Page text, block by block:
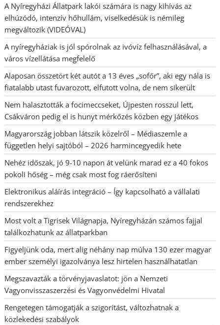
A Nyíregyházi Állatpark lakói számára is nagy kihívás az
elhúzódó, intenzív hőhullám, viselkedésük is némileg
megváltozik (VIDEÓVAL)
A nyíregyháziak is jól spórolnak az ivóvíz felhasználásával, a
város vízellátása megfelelő
Alaposan összetört két autót a 13 éves „sofőr”, aki egy nála is
fiatalabb utast fuvarozott, elfutott volna, de nem sikerült
Nem halasztották a focimeccseket, Újpesten rosszul lett,
Csákváron pedig el is hunyt mérkőzés közben egy játékos
Magyarország jobban látszik közelről – Médiaszemle a
független helyi sajtóból – 2026 harmincegyedik hete
Nehéz időszak, jó 9-10 napon át velünk marad ez a 40 fokos
pokoli hőség – még csak most fog ráerősíteni
Elektronikus aláírás integráció – Így kapcsolható a vállalati
rendszerekhez
Most volt a Tigrisek Világnapja, Nyíregyházán számos fajjal
találkozhatunk az állatparkban
Figyeljünk oda, mert alig néhány nap múlva 130 ezer magyar
ember személyi igazolványa lesz hirtelen használhatatlan
Megszavazták a törvényjavaslatot: jön a Nemzeti
Vagyonvisszaszerzési és Vagyonvédelmi Hivatal
Rengetegen támogatják a szigorítást, változhatnak a
közlekedési szabályok